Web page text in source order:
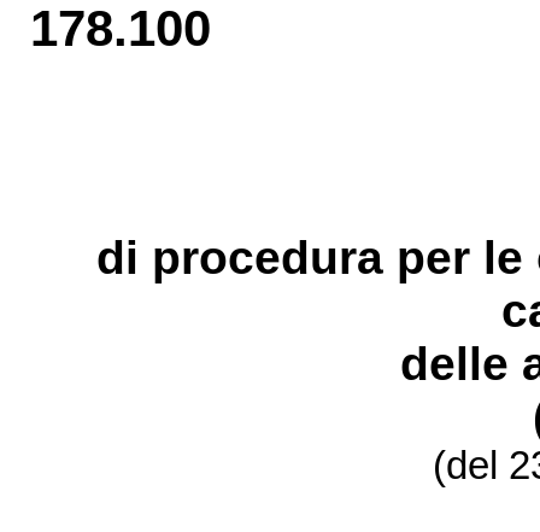
178.100
di procedura per
delle
(del